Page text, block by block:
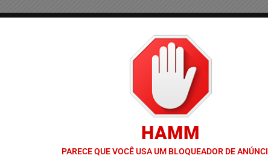
/ PUBLICIDADES LEGAIS
REFORMA TRIBUTÁRIA MUDA COBRANÇA DE IMPOSTOS
HAMM
PARECE QUE VOCÊ USA UM BLOQUEADOR DE